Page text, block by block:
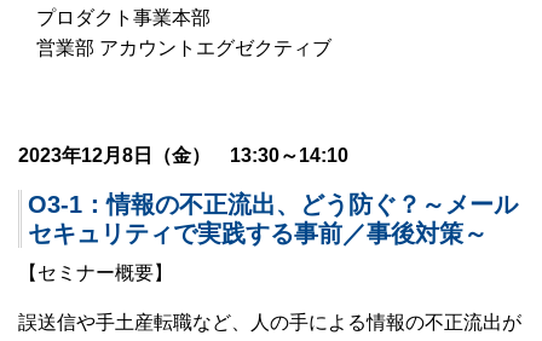
プロダクト事業本部
営業部 アカウントエグゼクティブ
2023年12月8日（金） 13:30～14:10
O3-1：情報の不正流出、どう防ぐ？～メール
セキュリティで実践する事前／事後対策～
【セミナー概要】
誤送信や手土産転職など、人の手による情報の不正流出が